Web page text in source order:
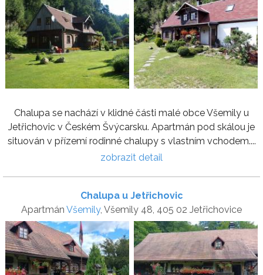
Chalupa se nachází v klidné části malé obce Všemily u
Jetřichovic v Českém Švýcarsku. Apartmán pod skálou je
situován v přízemí rodinné chalupy s vlastním vchodem....
zobrazit detail
Chalupa u Jetřichovic
Apartmán Všemily, Všemily 48, 405 02 Jetřichovice